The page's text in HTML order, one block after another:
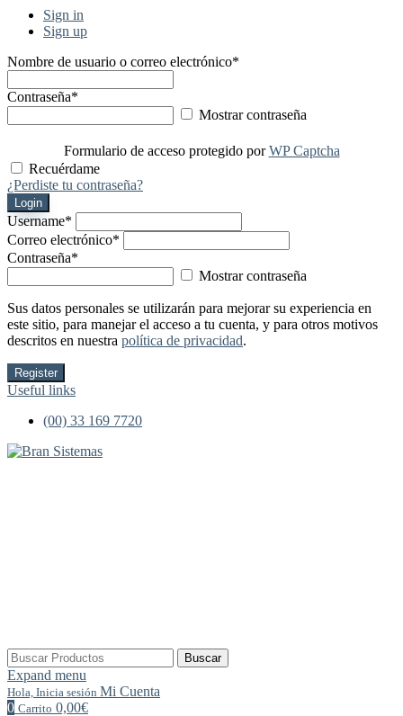
Sign in
Sign up
Nombre de usuario o correo electrónico*
Contraseña*
Mostrar contraseña
Formulario de acceso protegido porWP Captcha
Recuérdame
¿Perdiste tu contraseña?
Login
Username*
Correo electrónico*
Contraseña*
Mostrar contraseña
Sus datos personales se utilizarán para mejorar su experiencia en
este sitio, para manejar el acceso a tu cuenta, y para otros motivos
descritos en nuestra política de privacidad.
Register
Useful links
(00) 33 169 7720
Buscar
por:
Buscar
Expand menu
Hola, Inicia sesión Mi Cuenta
0 Carrito 0,00€